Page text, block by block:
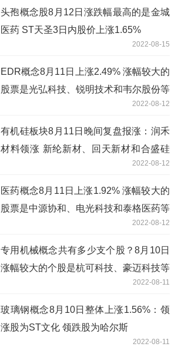
头孢概念股8月12日涨跌幅最高的是金城
医药 ST天圣3日内股价上涨1.65%
2022-08-15
EDR概念8月11日上涨2.49% 涨幅较大的
股票是光弘科技、锐明技术和韦尔股份等
2022-08-12
有机硅板块8月11日晚间复盘报涨：润禾
材料领涨 新纶新材、回天新材和合盛硅
2022-08-12
医药概念8月11日上涨1.92% 涨幅较大的
股票是中源协和、电光科技和泰格医药等
2022-08-12
专用机械概念共有多少支个股？8月10日
涨幅较大的个股是杭可科技、豪迈科技等
2022-08-11
玻璃钢概念8月10日整体上涨1.56%：领
涨股为ST文化 领跌股为哈尔斯
2022-08-11